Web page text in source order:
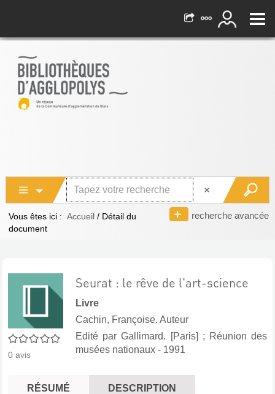
recherche avancée
Vous êtes ici : Accueil / Détail du
document
0/5
0 avis
Seurat : le rêve de l'art-science
Livre
Cachin, Françoise. Auteur
Edité parGallimard. [Paris] ; Réunion des
musées nationaux - 1991
RÉSUMÉ DESCRIPTION